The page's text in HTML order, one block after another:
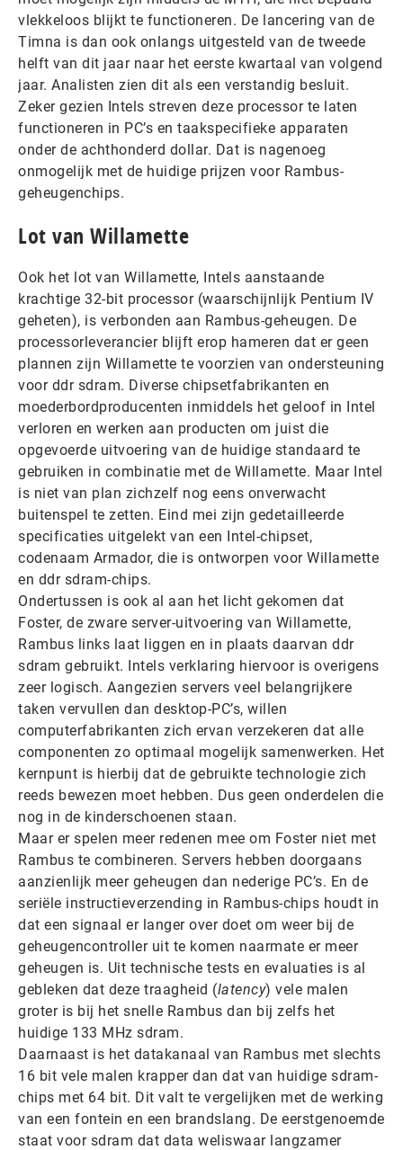
vlekkeloos blijkt te functioneren. De lancering van de
Timna is dan ook onlangs uitgesteld van de tweede
helft van dit jaar naar het eerste kwartaal van volgend
jaar. Analisten zien dit als een verstandig besluit.
Zeker gezien Intels streven deze processor te laten
functioneren in PC’s en taakspecifieke apparaten
onder de achthonderd dollar. Dat is nagenoeg
onmogelijk met de huidige prijzen voor Rambus-
geheugenchips.
Lot van Willamette
Ook het lot van Willamette, Intels aanstaande
krachtige 32-bit processor (waarschijnlijk Pentium IV
geheten), is verbonden aan Rambus-geheugen. De
processorleverancier blijft erop hameren dat er geen
plannen zijn Willamette te voorzien van ondersteuning
voor ddr sdram. Diverse chipsetfabrikanten en
moederbordproducenten inmiddels het geloof in Intel
verloren en werken aan producten om juist die
opgevoerde uitvoering van de huidige standaard te
gebruiken in combinatie met de Willamette. Maar Intel
is niet van plan zichzelf nog eens onverwacht
buitenspel te zetten. Eind mei zijn gedetailleerde
specificaties uitgelekt van een Intel-chipset,
codenaam Armador, die is ontworpen voor Willamette
en ddr sdram-chips.
Ondertussen is ook al aan het licht gekomen dat
Foster, de zware server-uitvoering van Willamette,
Rambus links laat liggen en in plaats daarvan ddr
sdram gebruikt. Intels verklaring hiervoor is overigens
zeer logisch. Aangezien servers veel belangrijkere
taken vervullen dan desktop-PC’s, willen
computerfabrikanten zich ervan verzekeren dat alle
componenten zo optimaal mogelijk samenwerken. Het
kernpunt is hierbij dat de gebruikte technologie zich
reeds bewezen moet hebben. Dus geen onderdelen die
nog in de kinderschoenen staan.
Maar er spelen meer redenen mee om Foster niet met
Rambus te combineren. Servers hebben doorgaans
aanzienlijk meer geheugen dan nederige PC’s. En de
seriële instructieverzending in Rambus-chips houdt in
dat een signaal er langer over doet om weer bij de
geheugencontroller uit te komen naarmate er meer
geheugen is. Uit technische tests en evaluaties is al
gebleken dat deze traagheid (latency) vele malen
groter is bij het snelle Rambus dan bij zelfs het
huidige 133 MHz sdram.
Daarnaast is het datakanaal van Rambus met slechts
16 bit vele malen krapper dan dat van huidige sdram-
chips met 64 bit. Dit valt te vergelijken met de werking
van een fontein en een brandslang. De eerstgenoemde
staat voor sdram dat data weliswaar langzamer